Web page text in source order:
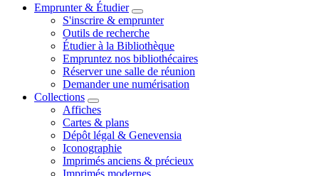
Emprunter & Étudier
S'inscrire & emprunter
Outils de recherche
Étudier à la Bibliothèque
Empruntez nos bibliothécaires
Réserver une salle de réunion
Demander une numérisation
Collections
Affiches
Cartes & plans
Dépôt légal & Genevensia
Iconographie
Imprimés anciens & précieux
Imprimés modernes